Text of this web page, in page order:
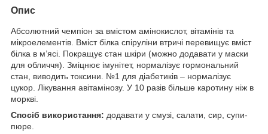
Опис
Абсолютний чемпіон за вмістом амінокислот, вітамінів та
мікроелементів. Вміст білка спіруліни втричі перевищує вміст
білка в м’ясі. Покращує стан шкіри (можно додавати у маски
для обличчя). Зміцнює імунітет, нормалізує гормональний
стан, виводить токсини. №1 для діабетиків – нормалізує
цукор. Лікування авітамінозу. У 10 разів більше каротину ніж в
моркві.
Спосіб використання: додавати у смузі, салати, сир, супи-
пюре.